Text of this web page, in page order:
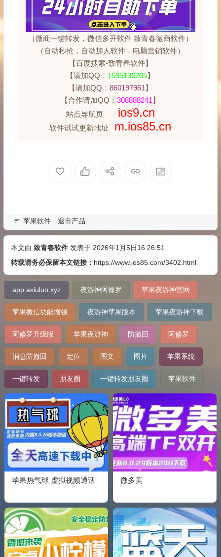
（微商一键转发，微信多开软件 致青春微商软件）
（自动秒抢，自动加人软件，电脑营销软件）
【百度搜索-致青春软件】
【请加QQ： 1535136205】
【请加QQ：860197961】
【合作请加QQ：308888241】
站点导航页
ios9.cn
软件试试更新地址 m.ios85.cn
苹果软件 退市产品
本文由 致青春软件发表于 2026年1月5日16:26:51
转载请务必保留本文链接： https://www.ios85.com/3402.html
app.axiuluo.xyz 夜游神阿修罗 苹果夜游神官网
苹果微信功能增强 夜游神苹果版本 苹果夜游神下载
阿修罗升级版 苹果夜游神 防撤回 阿修罗
消息防撤回 定位 图文 图片 苹果系统
一键转发 朋友圈 一键转发朋友圈 苹果软件
苹果热气球 虚拟视频通话 微多美